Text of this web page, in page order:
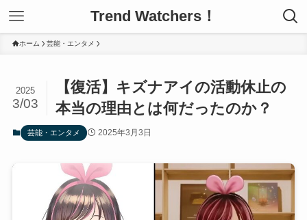
Trend Watchers！
ホーム 芸能・エンタメ
【復活】キズナアイの活動休止の
本当の理由とは何だったのか？
2025
3/03
芸能・エンタメ 2025年3月3日